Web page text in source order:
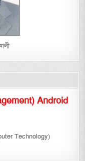
Android
Technology)